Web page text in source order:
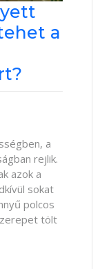
a
a
rejlik.
azok a
sokat
polcos
tölt